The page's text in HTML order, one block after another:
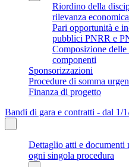
Riordino della
rilevanza economica
Pari opportunità e
pubblici PNRR e
Composizione
componenti
Sponsorizzazioni
Procedure di somma
Finanza di progetto
Bandi di gara e contratti - dal 1/
Dettaglio atti e
ogni singola procedura